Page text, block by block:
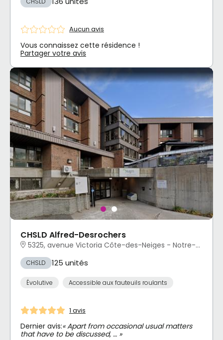
Aucun avis
Vous connaissez cette résidence !
Partager votre avis
CHSLD Alfred-Desrochers
5325, avenue Victoria Côte-des-Neiges - Notre-Dame-de-Grâce, Montréal, QC
CHSLD 125 unités
Évolutive Accessible aux fauteuils roulants
1 avis
Dernier avis:« Apart from occasional usual matters
that have to be discussed, … »